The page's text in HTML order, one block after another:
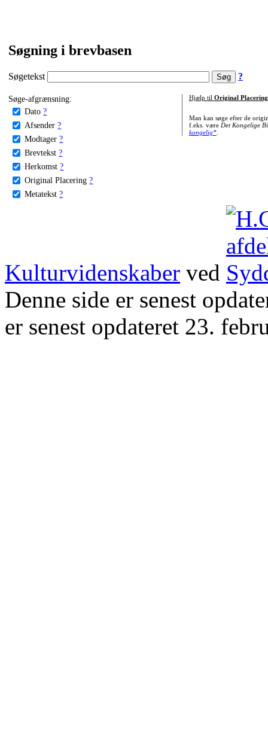
Søgning i brevbasen
Søgetekst ?
Søge-afgrænsning:
Dato ?
Afsender ?
Modtager ?
Brevtekst ?
Herkomst ?
Original Placering ?
Metatekst ?
Hjælp til Original Placering
Man kan søge efter de
f.eks. være Det Kongelige
kongelig*.
Kulturvidenskaber ved
Denne side er senest
er senest opdateret 23.